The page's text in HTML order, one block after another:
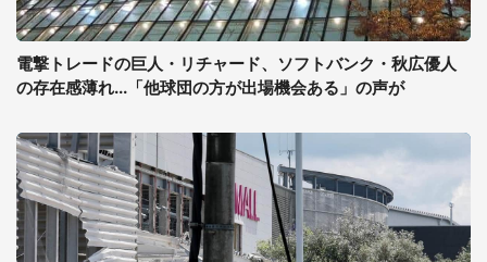
電撃トレードの巨人・リチャード、ソフトバンク・秋広優人
の存在感薄れ...「他球団の方が出場機会ある」の声が